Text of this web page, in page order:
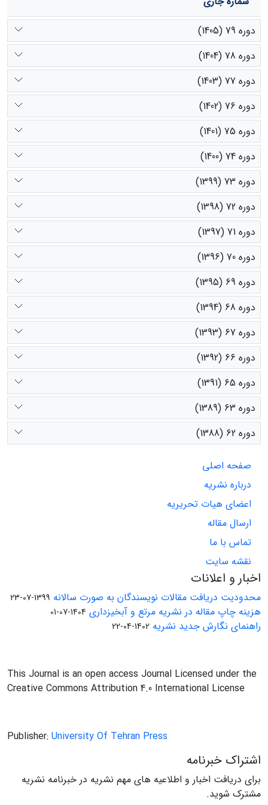
دوره 79 (1405)
دوره 78 (1404)
دوره 77 (1403)
دوره 76 (1402)
دوره 75 (1401)
دوره 74 (1400)
دوره 73 (1399)
دوره 72 (1398)
دوره 71 (1397)
دوره 70 (1396)
دوره 69 (1395)
دوره 68 (1394)
دوره 67 (1393)
دوره 66 (1392)
دوره 65 (1391)
دوره 63 (1389)
دوره 62 (1388)
صفحه اصلی
درباره نشریه
اعضای هیات تحریریه
ارسال مقاله
تماس با ما
نقشه سایت
اخبار و اعلانات
محدودیت دریافت مقالات نویسندگان به صورت سالانه 1399-07-23
هزینه چاپ مقاله در نشریه مرتع و آبخیزداری 1404-07-01
راهنمای نگارش جدید نشریه 1402-04-22
This Journal is an open access Journal Licensed under the
Creative Commons Attribution 4.0 International License
Publisher: University Of Tehran Press
اشتراک خبرنامه
برای دریافت اخبار و اطلاعیه های مهم نشریه در خبرنامه نشریه
مشترک شوید.